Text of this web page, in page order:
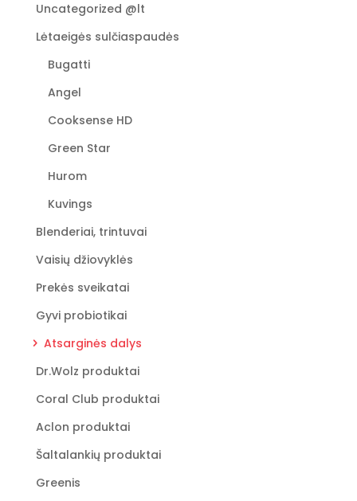
Uncategorized @lt
Lėtaeigės sulčiaspaudės
Bugatti
Angel
Cooksense HD
Green Star
Hurom
Kuvings
Blenderiai, trintuvai
Vaisių džiovyklės
Prekės sveikatai
Gyvi probiotikai
Atsarginės dalys
Dr.Wolz produktai
Coral Club produktai
Aclon produktai
Šaltalankių produktai
Greenis